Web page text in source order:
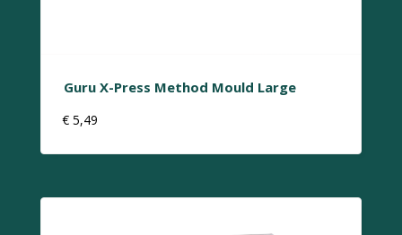
Guru X-Press Method Mould Large
€ 5,49